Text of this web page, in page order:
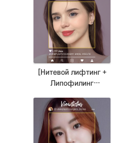
Plastic Surgery Korea
[Нитевой лифтинг +
Липофилинг
Лоб, Щеки, Виски,
Подбородок)] Sude
Uygun | Plastic Surgery
Korea